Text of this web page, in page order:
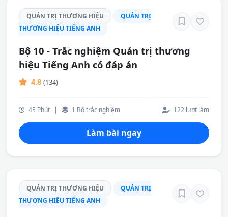
QUẢN TRỊ THƯƠNG HIỆU
QUẢN TRỊ
THƯƠNG HIỆU TIẾNG ANH
Bộ 10 - Trắc nghiệm Quản trị thương
hiệu Tiếng Anh có đáp án
4.8 (134)
45 Phút | 1 Bộ trắc nghiệm 122 lượt làm
Làm bài ngay
QUẢN TRỊ THƯƠNG HIỆU
QUẢN TRỊ
THƯƠNG HIỆU TIẾNG ANH